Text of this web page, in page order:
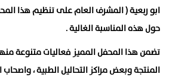
ابو ربعية ( المشرف العام على تنظيم هذا
حول هذه المناسبة الغالية .
تضمن هذا المحفل المميز فعاليات متنوعة
المنتجة وبعض مراكز التحاليل الطبية ، واصحاب